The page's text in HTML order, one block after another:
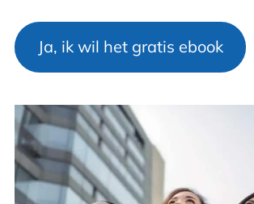
Ja, ik wil het gratis ebook